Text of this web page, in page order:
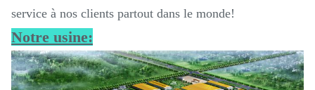
service à nos clients partout dans le monde!
Notre usine: